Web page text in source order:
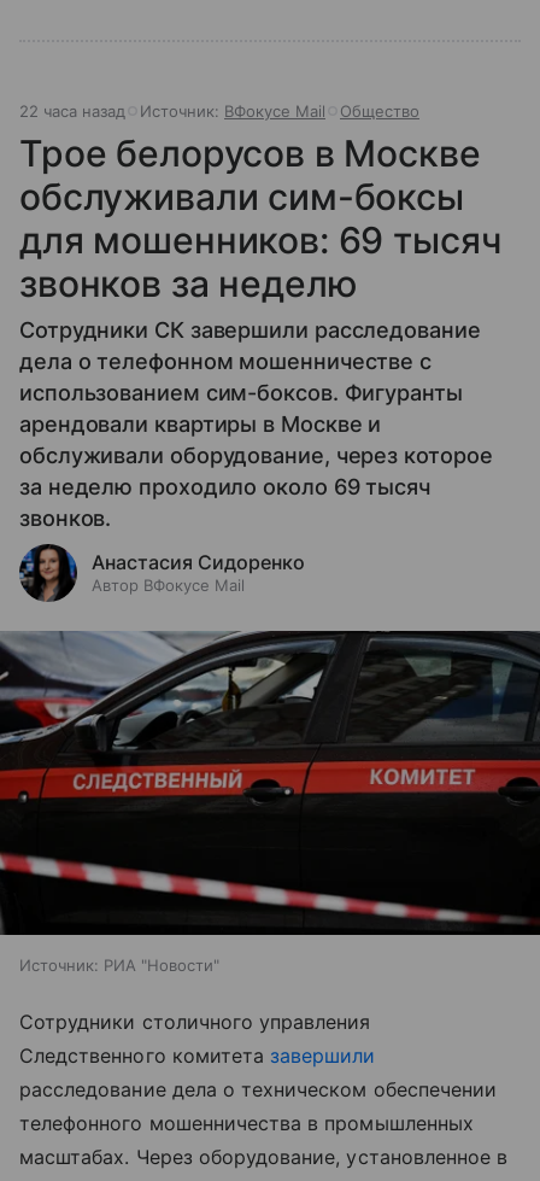
22 часа назад Источник: ВФокусе Mail Общество
Трое белорусов в Москве
обслуживали сим-боксы
для мошенников: 69 тысяч
звонков за неделю
Сотрудники СК завершили расследование
дела о телефонном мошенничестве с
использованием сим-боксов. Фигуранты
арендовали квартиры в Москве и
обслуживали оборудование, через которое
за неделю проходило около 69 тысяч
звонков.
Анастасия Сидоренко
Автор ВФокусе Mail
Источник: РИА "Новости"
Сотрудники столичного управления
Следственного комитета завершили
расследование дела о техническом обеспечении
телефонного мошенничества в промышленных
масштабах. Через оборудование, установленное в